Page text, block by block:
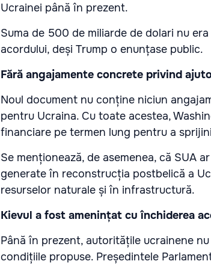
Ucrainei până în prezent.
Suma de 500 de miliarde de dolari nu
acordului, deși Trump o enunțase public.
Fără angajamente concrete privind
Noul document nu conține niciun
pentru Ucraina. Cu toate acestea,
financiare pe termen lung pentru a
Se menționează, de asemenea, că SUA
generate în reconstrucția postbelică a
resurselor naturale și în infrastructură.
Kievul a fost amenințat cu închiderea
Până în prezent, autoritățile ucrainene
condițiile propuse. Președintele